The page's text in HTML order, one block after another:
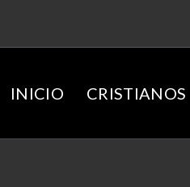
INICIO CRISTIANOS